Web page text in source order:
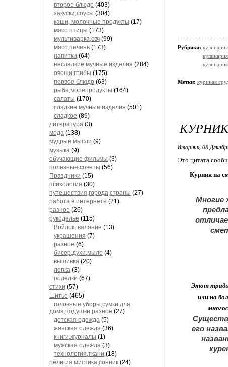
второе блюдо (403)
закуски,соусы (304)
каши, молочные продукты (17)
мясо птицы (173)
мультиварка,свч (99)
мясо,печень (173)
напитки (64)
несладкие мучные изделия (284)
овощи,грибы (175)
первое блюдо (63)
рыба,морепродукты (164)
салаты (170)
сладкие мучные изделия (501)
сладкое (89)
литература (3)
мода (138)
мудрые мысли (9)
музыка (9)
обучающие фильмы (3)
полезные советы (56)
Праздники (15)
психология (30)
путешествия,города,страны (27)
работа в интернете (21)
разное (26)
рукоделье (115)
Войлок, валяние (13)
украшения (7)
разное (6)
бисер,духи,мыло (4)
вышивка (20)
лепка (3)
поделки (67)
стихи (57)
Шитье (465)
головные уборы,сумки,для
дома,подушки,разное (27)
детская одежда (5)
женская одежда (36)
книги,журналы (1)
мужская одежда (3)
технология,ткани (18)
религия,мистика,сонник (24)
Рубрики:
Метки: куриная
Вторник, 08
Это цитата
Курник на
Многие
Этот
или на
его